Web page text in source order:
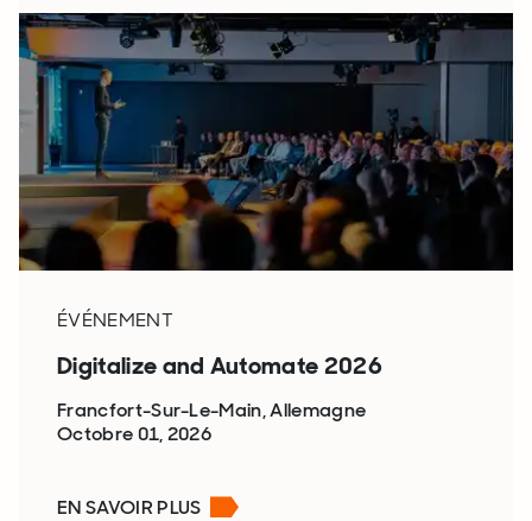
ÉVÉNEMENT
Digitalize and Automate 2026
Francfort-Sur-Le-Main, Allemagne
Octobre 01, 2026
EN SAVOIR PLUS